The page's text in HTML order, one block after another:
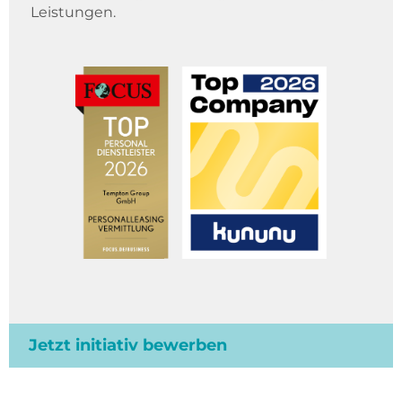
Leistungen.
Jetzt initiativ bewerben